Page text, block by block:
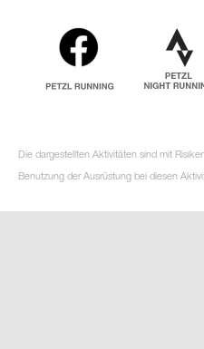
Die dargestellten Aktivitäten sind mit
Benutzung der Ausrüstung bei diesen